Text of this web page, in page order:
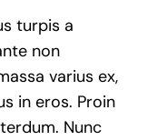
turpis a
non
varius ex,
in eros. Proin
Nunc